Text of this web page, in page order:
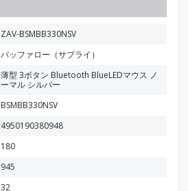
ZAV-BSMBB330NSV
バッファロー（サプライ）
薄型 3ボタン Bluetooth BlueLEDマウス ノ
ーマル シルバー
BSMBB330NSV
4950190380948
180
945
32